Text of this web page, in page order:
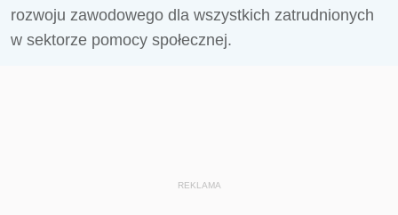
rozwoju zawodowego dla wszystkich zatrudnionych
w sektorze pomocy społecznej.
REKLAMA